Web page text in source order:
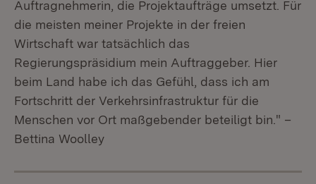
Auftragnehmerin, die Projektaufträge umsetzt. Für
die meisten meiner Projekte in der freien
Wirtschaft war tatsächlich das
Regierungspräsidium mein Auftraggeber. Hier
beim Land habe ich das Gefühl, dass ich am
Fortschritt der Verkehrsinfrastruktur für die
Menschen vor Ort maßgebender beteiligt bin." –
Bettina Woolley